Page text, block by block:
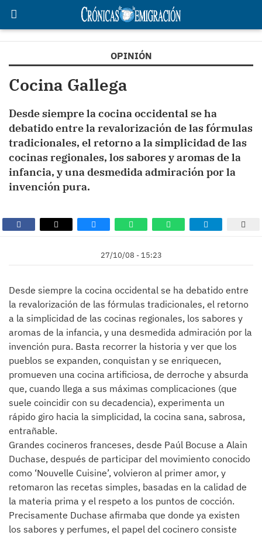
OPINIÓN
Cocina Gallega
Desde siempre la cocina occidental se ha
debatido entre la revalorización de las fórmulas
tradicionales, el retorno a la simplicidad de las
cocinas regionales, los sabores y aromas de la
infancia, y una desmedida admiración por la
invención pura.
27/10/08 - 15:23
Desde siempre la cocina occidental se ha debatido entre
la revalorización de las fórmulas tradicionales, el retorno
a la simplicidad de las cocinas regionales, los sabores y
aromas de la infancia, y una desmedida admiración por la
invención pura. Basta recorrer la historia y ver que los
pueblos se expanden, conquistan y se enriquecen,
promueven una cocina artificiosa, de derroche y absurda
que, cuando llega a sus máximas complicaciones (que
suele coincidir con su decadencia), experimenta un
rápido giro hacia la simplicidad, la cocina sana, sabrosa,
entrañable.
Grandes cocineros franceses, desde Paúl Bocuse a Alain
Duchase, después de participar del movimiento conocido
como ‘Nouvelle Cuisine’, volvieron al primer amor, y
retomaron las recetas simples, basadas en la calidad de
la materia prima y el respeto a los puntos de cocción.
Precisamente Duchase afirmaba que donde ya existen
los sabores y perfumes, el papel del cocinero consiste